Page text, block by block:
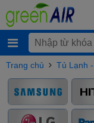
Trang chủ Tủ Lạnh